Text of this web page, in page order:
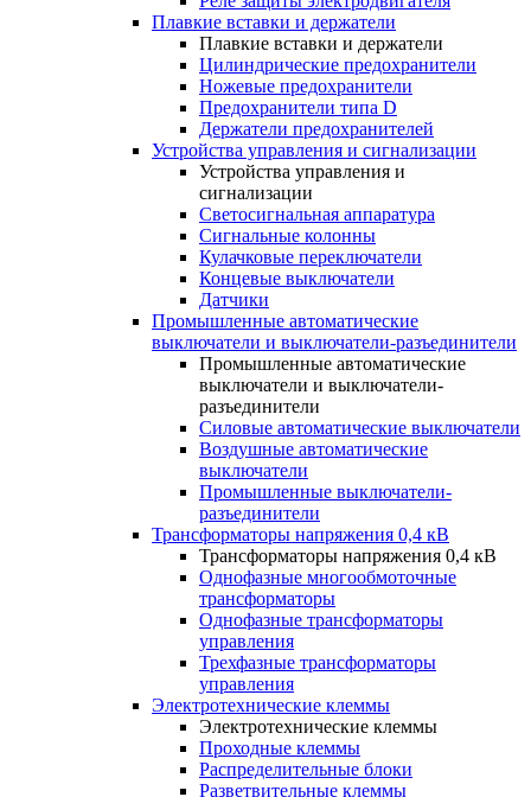
Плавкие вставки и держатели
Плавкие вставки и держатели
Цилиндрические предохранители
Ножевые предохранители
Предохранители типа D
Держатели предохранителей
Устройства управления и сигнализации
Устройства управления и
сигнализации
Светосигнальная аппаратура
Сигнальные колонны
Кулачковые переключатели
Концевые выключатели
Датчики
Промышленные автоматические
выключатели и выключатели-разъединители
Промышленные автоматические
выключатели и выключатели-
разъединители
Силовые автоматические выключатели
Воздушные автоматические
выключатели
Промышленные выключатели-
разъединители
Трансформаторы напряжения 0,4 кВ
Трансформаторы напряжения 0,4 кВ
Однофазные многообмоточные
трансформаторы
Однофазные трансформаторы
управления
Трехфазные трансформаторы
управления
Электротехнические клеммы
Электротехнические клеммы
Проходные клеммы
Распределительные блоки
Разветвительные клеммы